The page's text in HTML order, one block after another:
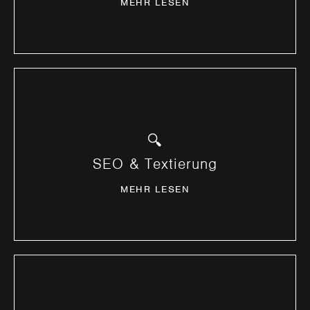
MEHR LESEN
🔍
SEO & Textierung
MEHR LESEN
Suchmaschinenoptimierung und
Werbetextierung.